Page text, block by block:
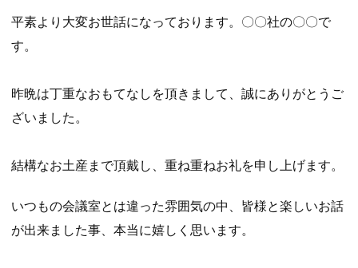
平素より大変お世話になっております。〇〇社の〇〇で
す。
昨晩は丁重なおもてなしを頂きまして、誠にありがとうご
ざいました。
結構なお土産まで頂戴し、重ね重ねお礼を申し上げます。
いつもの会議室とは違った雰囲気の中、皆様と楽しいお話
が出来ました事、本当に嬉しく思います。